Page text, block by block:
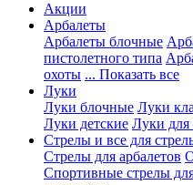
Акции
Арбалеты
Арбалеты блочные
пистолетного типа
охоты ... Показать все
Луки
Луки блочные Луки
Луки детские Луки для
Стрелы и все для
Стрелы для арбалетов
Спортивные стрелы